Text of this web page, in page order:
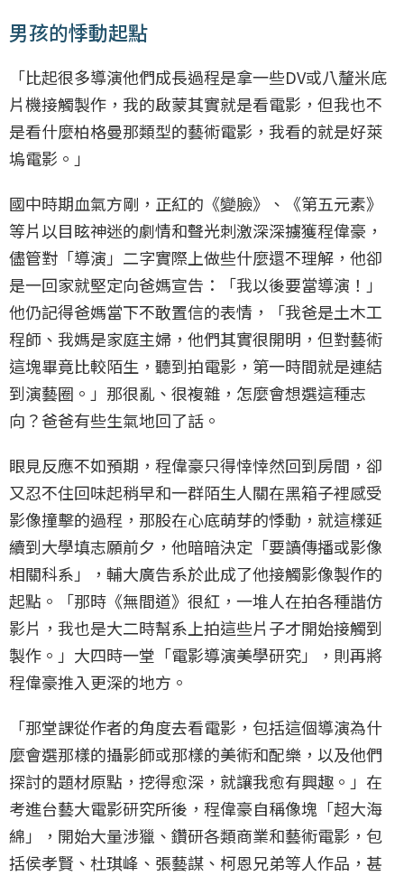
男孩的悸動起點
「比起很多導演他們成長過程是拿一些DV或八釐米底
片機接觸製作，我的啟蒙其實就是看電影，但我也不
是看什麼柏格曼那類型的藝術電影，我看的就是好萊
塢電影。」
國中時期血氣方剛，正紅的《變臉》、《第五元素》
等片以目眩神迷的劇情和聲光刺激深深擄獲程偉豪，
儘管對「導演」二字實際上做些什麼還不理解，他卻
是一回家就堅定向爸媽宣告：「我以後要當導演！」
他仍記得爸媽當下不敢置信的表情，「我爸是土木工
程師、我媽是家庭主婦，他們其實很開明，但對藝術
這塊畢竟比較陌生，聽到拍電影，第一時間就是連結
到演藝圈。」那很亂、很複雜，怎麼會想選這種志
向？爸爸有些生氣地回了話。
眼見反應不如預期，程偉豪只得悻悻然回到房間，卻
又忍不住回味起稍早和一群陌生人關在黑箱子裡感受
影像撞擊的過程，那股在心底萌芽的悸動，就這樣延
續到大學填志願前夕，他暗暗決定「要讀傳播或影像
相關科系」，輔大廣告系於此成了他接觸影像製作的
起點。「那時《無間道》很紅，一堆人在拍各種諧仿
影片，我也是大二時幫系上拍這些片子才開始接觸到
製作。」大四時一堂「電影導演美學研究」，則再將
程偉豪推入更深的地方。
「那堂課從作者的角度去看電影，包括這個導演為什
麼會選那樣的攝影師或那樣的美術和配樂，以及他們
探討的題材原點，挖得愈深，就讓我愈有興趣。」在
考進台藝大電影研究所後，程偉豪自稱像塊「超大海
綿」，開始大量涉獵、鑽研各類商業和藝術電影，包
括侯孝賢、杜琪峰、張藝謀、柯恩兄弟等人作品，甚